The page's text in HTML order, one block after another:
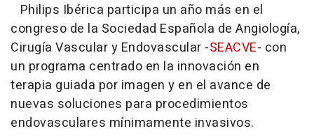
Philips Ibérica participa un año más en el
congreso de la Sociedad Española de Angiología,
Cirugía Vascular y Endovascular -SEACVE- con
un programa centrado en la innovación en
terapia guiada por imagen y en el avance de
nuevas soluciones para procedimientos
endovasculares mínimamente invasivos.